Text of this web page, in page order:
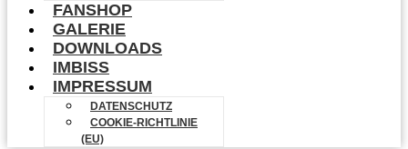
FANSHOP
GALERIE
DOWNLOADS
IMBISS
IMPRESSUM
DATENSCHUTZ
COOKIE-RICHTLINIE
(EU)